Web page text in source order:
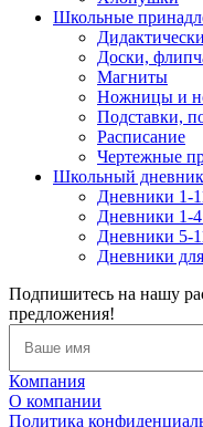
Школьные
Доски,
Магниты
Ножницы и
Подставки,
Расписание
Чертежные
Школьный дневник
Дневники 1-
Дневники 1-4
Дневники 5-
Дневники
Подпишитесь на нашу
предложения!
Компания
О компании
Политика